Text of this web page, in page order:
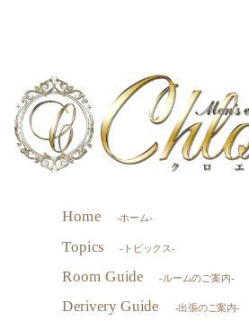
Home -ホーム-
Topics -トピックス-
Room Guide -ルームのご案内-
Derivery Guide -出張のご案内-